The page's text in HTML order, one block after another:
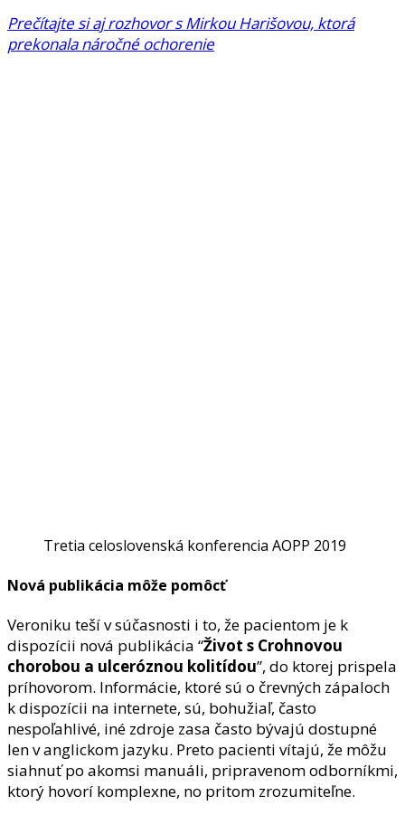
Prečítajte si aj rozhovor s Mirkou Harišovou, ktorá
prekonala náročné ochorenie
Tretia celoslovenská konferencia AOPP 2019
Nová publikácia môže pomôcť
Veroniku teší v súčasnosti i to, že pacientom je k
dispozícii nová publikácia “Život s Crohnovou
chorobou a ulceróznou kolitídou”, do ktorej prispela
príhovorom. Informácie, ktoré sú o črevných zápaloch
k dispozícii na internete, sú, bohužiaľ, často
nespoľahlivé, iné zdroje zasa často bývajú dostupné
len v anglickom jazyku. Preto pacienti vítajú, že môžu
siahnuť po akomsi manuáli, pripravenom odborníkmi,
ktorý hovorí komplexne, no pritom zrozumiteľne.